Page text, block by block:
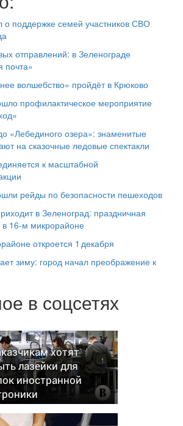
о поддержке семей участников СВО
отправлений: в Зеленограде
почта»
волшебство» пройдёт в Крюково
профилактическое мероприятие
«Лебединого озера»: знаменитые
на сказочные ледовые спектакли
к масштабной
рейды по безопасности пешеходов
в Зеленоград: праздничная
в 16‑м микрорайоне
откроется 1 декабря
зиму: город начал преображение к
в соцсетях
хотят
лазейки для
иностранной